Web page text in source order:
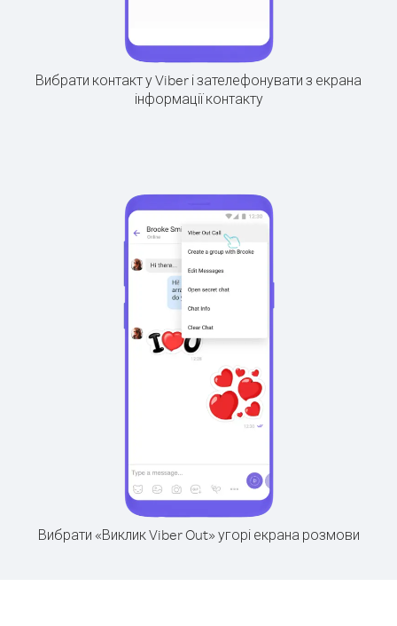
Вибрати контакт у Viber і зателефонувати з екрана
інформації контакту
Вибрати «Виклик Viber Out» угорі екрана розмови